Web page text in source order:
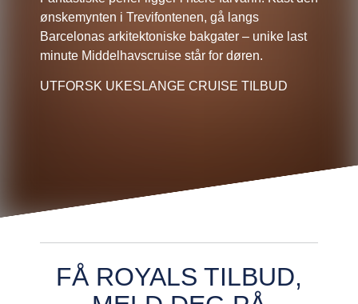
ønskemynten i Trevifontenen, gå langs
Barcelonas arkitektoniske bakgater – unike last
minute Middelhavscruise står for døren.
UTFORSK UKESLANGE CRUISE TILBUD
FÅ ROYALS TILBUD,